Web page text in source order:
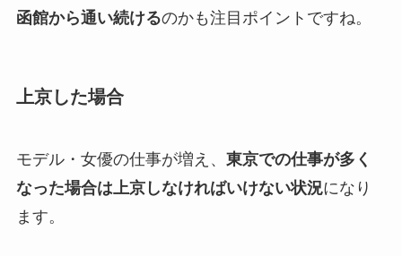
函館から通い続けるのかも注目ポイントですね。
上京した場合
モデル・女優の仕事が増え、 東京での仕事が多く
なった場合は上京しなければいけない状況になり
ます。